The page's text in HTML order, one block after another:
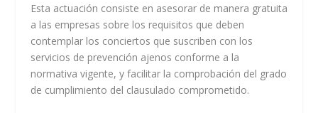
Esta actuación consiste en asesorar de manera gratuita
a las empresas sobre los requisitos que deben
contemplar los conciertos que suscriben con los
servicios de prevención ajenos conforme a la
normativa vigente, y facilitar la comprobación del grado
de cumplimiento del clausulado comprometido.